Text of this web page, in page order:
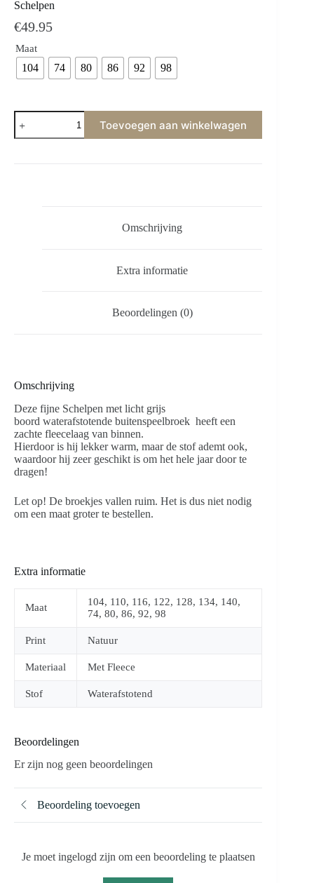
Schelpen
€49.95
Maat
104 74 80 86 92 98
Toevoegen aan winkelwagen
Omschrijving
Extra informatie
Beoordelingen (0)
Omschrijving
Deze fijne Schelpen met licht grijs
boord waterafstotende buitenspeelbroek heeft een
zachte fleecelaag van binnen.
Hierdoor is hij lekker warm, maar de stof ademt ook,
waardoor hij zeer geschikt is om het hele jaar door te
dragen!
Let op! De broekjes vallen ruim. Het is dus niet nodig
om een maat groter te bestellen.
Extra informatie
Maat
104, 110, 116, 122, 128, 134, 140,
74, 80, 86, 92, 98
Print Natuur
Materiaal Met Fleece
Stof Waterafstotend
Beoordelingen
Er zijn nog geen beoordelingen
Beoordeling toevoegen
Je moet ingelogd zijn om een beoordeling te plaatsen